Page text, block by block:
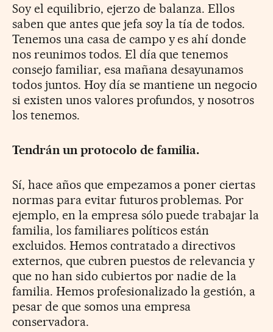
Soy el equilibrio, ejerzo de balanza. Ellos
saben que antes que jefa soy la tía de todos.
Tenemos una casa de campo y es ahí donde
nos reunimos todos. El día que tenemos
consejo familiar, esa mañana desayunamos
todos juntos. Hoy día se mantiene un negocio
si existen unos valores profundos, y nosotros
los tenemos.
Tendrán un protocolo de familia.
Sí, hace años que empezamos a poner ciertas
normas para evitar futuros problemas. Por
ejemplo, en la empresa sólo puede trabajar la
familia, los familiares políticos están
excluidos. Hemos contratado a directivos
externos, que cubren puestos de relevancia y
que no han sido cubiertos por nadie de la
familia. Hemos profesionalizado la gestión, a
pesar de que somos una empresa
conservadora.